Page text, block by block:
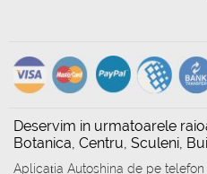
Deservim in urmatoarele
Botanica, Centru, Sculeni,
Aplicația Autoshina de pe telefon